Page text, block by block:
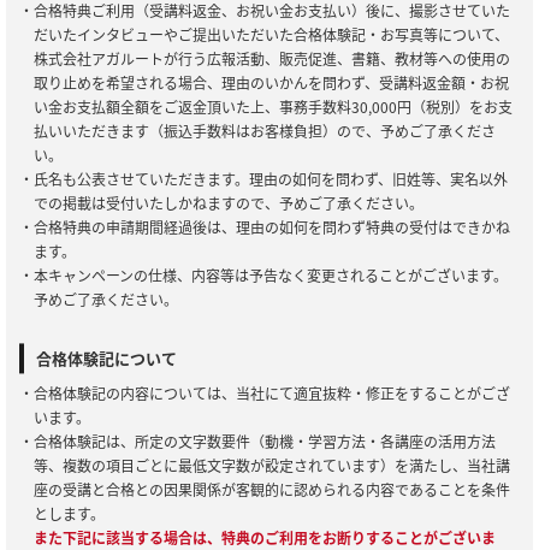
・合格特典ご利用（受講料返金、お祝い金お支払い）後に、撮影させていた
だいたインタビューやご提出いただいた合格体験記・お写真等について、
株式会社アガルートが行う広報活動、販売促進、書籍、教材等への使用の
取り止めを希望される場合、理由のいかんを問わず、受講料返金額・お祝
い金お支払額全額をご返金頂いた上、事務手数料30,000円（税別）をお支
払いいただきます（振込手数料はお客様負担）ので、予めご了承くださ
い。
・氏名も公表させていただきます。理由の如何を問わず、旧姓等、実名以外
での掲載は受付いたしかねますので、予めご了承ください。
・合格特典の申請期間経過後は、理由の如何を問わず特典の受付はできかね
ます。
・本キャンペーンの仕様、内容等は予告なく変更されることがございます。
予めご了承ください。
合格体験記について
・合格体験記の内容については、当社にて適宜抜粋・修正をすることがござ
います。
・合格体験記は、所定の文字数要件（動機・学習方法・各講座の活用方法
等、複数の項目ごとに最低文字数が設定されています）を満たし、当社講
座の受講と合格との因果関係が客観的に認められる内容であることを条件
とします。
また下記に該当する場合は、特典のご利用をお断りすることがございま